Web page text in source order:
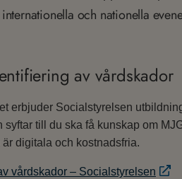
och nationella
av vårdskador
erbjuder Socialstyrelsen
till du ska få kunskap om
digitala och kostnadsfria.
vårdskador – Socialstyrelsen